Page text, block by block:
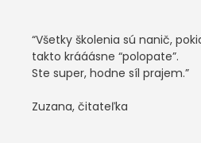
“Všetky školenia sú nanič,
takto krááásne “polopate”.
Ste super, hodne síl prajem.”
Zuzana, čitateľka